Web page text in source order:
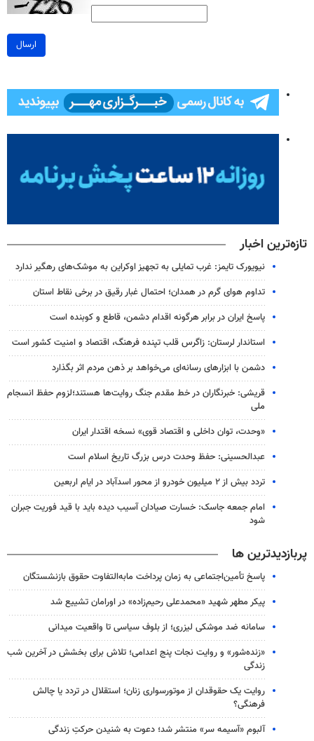
ارسال
تازه‌ترین اخبار
نیویورک تایمز: غرب تمایلی به تجهیز اوکراین به موشک‌های رهگیر ندارد
تداوم هوای گرم در همدان؛ احتمال غبار رقیق در برخی نقاط استان
پاسخ ایران در برابر هرگونه اقدام دشمن، قاطع و کوبنده است
استاندار لرستان: زاگرس قلب تپنده فرهنگ، اقتصاد و امنیت کشور است
دشمن با ابزارهای رسانه‌ای می‌خواهد بر ذهن مردم اثر بگذارد
قریشی: خبرنگاران در خط مقدم جنگ روایت‌ها هستند؛لزوم حفظ انسجام
ملی
«وحدت، توان داخلی و اقتصاد قوی» نسخه اقتدار ایران
عبدالحسینی: حفظ وحدت درس بزرگ تاریخ اسلام است
تردد بیش از ۲ میلیون خودرو از محور اسدآباد در ایام اربعین
امام جمعه جاسک: خسارت صیادان آسیب دیده باید با قید فوریت جبران
شود
پربازدیدترین ها
پاسخ تأمین‌اجتماعی به زمان پرداخت مابه‌التفاوت حقوق بازنشستگان
پیکر مطهر شهید «محمدعلی رحیم‌زاده» در اورامان تشییع شد
سامانه ضد موشکی لیزری؛ از بلوف سیاسی تا واقعیت میدانی
«زنده‌شور» و روایت نجات پنج اعدامی؛ تلاش برای بخشش در آخرین شب
زندگی
روایت یک حقوقدان از موتورسواری زنان؛ استقلال در تردد یا چالش
فرهنگی؟
آلبوم «آسیمه سر» منتشر شد؛ دعوت به شنیدن حرکتِ زندگی